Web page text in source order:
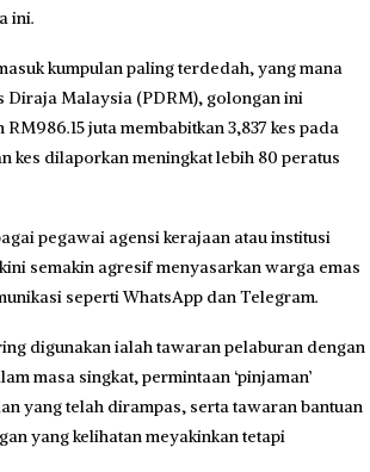
ini.
kumpulan paling terdedah, yang mana
Diraja Malaysia (PDRM), golo­ngan ini
juta membabitkan 3,837 kes pada
kes dilaporkan meningkat lebih 80 peratus
pegawai agensi kerajaan atau institusi
semakin agresif menyasarkan warga emas
seperti WhatsApp dan Telegram.
digunakan ialah tawaran pelaburan dengan
masa singkat, permintaan ‘pinjaman’
yang telah dirampas, serta tawaran bantuan
yang kelihatan meya­kinkan tetapi